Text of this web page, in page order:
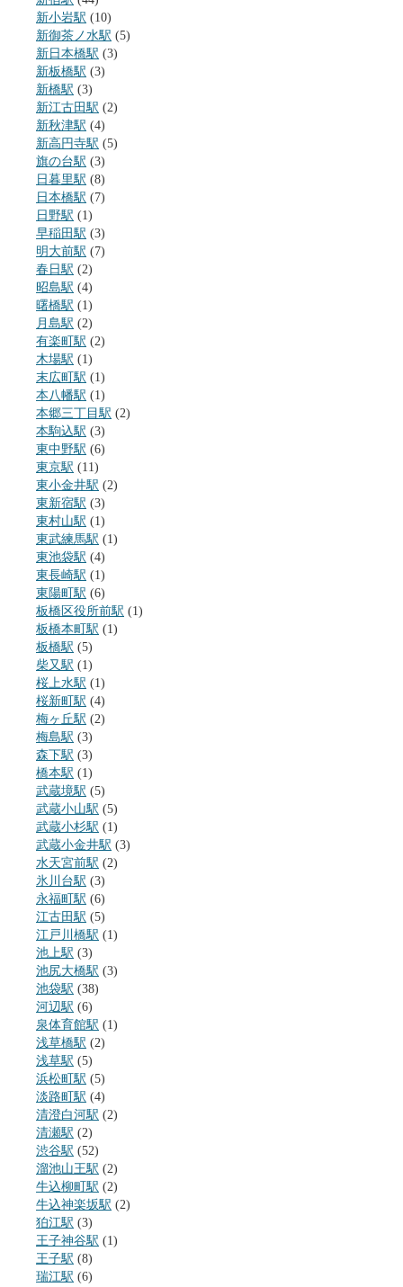
新小岩駅 (10)
新御茶ノ水駅 (5)
新日本橋駅 (3)
新板橋駅 (3)
新橋駅 (3)
新江古田駅 (2)
新秋津駅 (4)
新高円寺駅 (5)
旗の台駅 (3)
日暮里駅 (8)
日本橋駅 (7)
日野駅 (1)
早稲田駅 (3)
明大前駅 (7)
春日駅 (2)
昭島駅 (4)
曙橋駅 (1)
月島駅 (2)
有楽町駅 (2)
木場駅 (1)
末広町駅 (1)
本八幡駅 (1)
本郷三丁目駅 (2)
本駒込駅 (3)
東中野駅 (6)
東京駅 (11)
東小金井駅 (2)
東新宿駅 (3)
東村山駅 (1)
東武練馬駅 (1)
東池袋駅 (4)
東長崎駅 (1)
東陽町駅 (6)
板橋区役所前駅 (1)
板橋本町駅 (1)
板橋駅 (5)
柴又駅 (1)
桜上水駅 (1)
桜新町駅 (4)
梅ヶ丘駅 (2)
梅島駅 (3)
森下駅 (3)
橋本駅 (1)
武蔵境駅 (5)
武蔵小山駅 (5)
武蔵小杉駅 (1)
武蔵小金井駅 (3)
水天宮前駅 (2)
氷川台駅 (3)
永福町駅 (6)
江古田駅 (5)
江戸川橋駅 (1)
池上駅 (3)
池尻大橋駅 (3)
池袋駅 (38)
河辺駅 (6)
泉体育館駅 (1)
浅草橋駅 (2)
浅草駅 (5)
浜松町駅 (5)
淡路町駅 (4)
清澄白河駅 (2)
清瀬駅 (2)
渋谷駅 (52)
溜池山王駅 (2)
牛込柳町駅 (2)
牛込神楽坂駅 (2)
狛江駅 (3)
王子神谷駅 (1)
王子駅 (8)
瑞江駅 (6)